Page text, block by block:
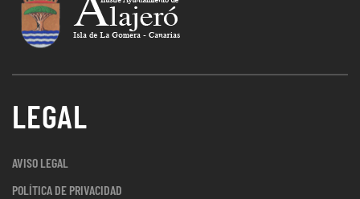
LEGAL
AVISO LEGAL
POLÍTICA DE PRIVACIDAD